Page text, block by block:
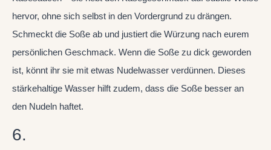
hervor, ohne sich selbst in den Vordergrund zu drängen.
Schmeckt die Soße ab und justiert die Würzung nach eurem
persönlichen Geschmack. Wenn die Soße zu dick geworden
ist, könnt ihr sie mit etwas Nudelwasser verdünnen. Dieses
stärkehaltige Wasser hilft zudem, dass die Soße besser an
den Nudeln haftet.
6.